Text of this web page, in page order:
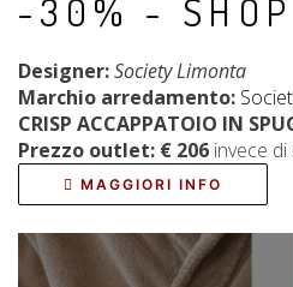
-30% - SHOP
Designer:Society Limonta
Marchio arredamento:
CRISP ACCAPPATOIO IN
Prezzo outlet: € 206 invece di
MAGGIORI INFO